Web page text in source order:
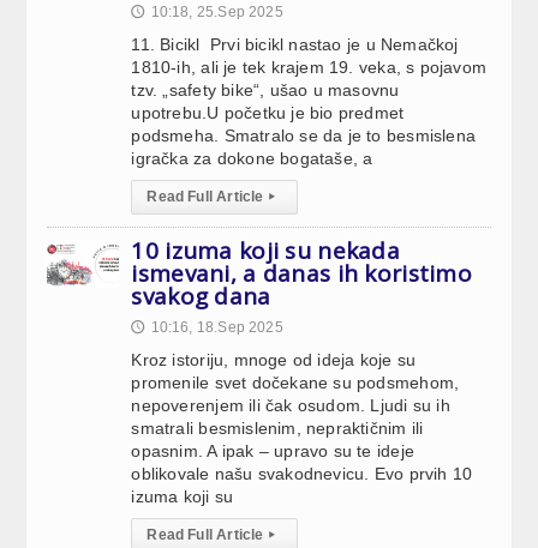
🕔 10:18, 25.Sep 2025
11. Bicikl Prvi bicikl nastao je u Nemačkoj
1810-ih, ali je tek krajem 19. veka, s pojavom
tzv. „safety bike“, ušao u masovnu
upotrebu.U početku je bio predmet
podsmeha. Smatralo se da je to besmislena
igračka za dokone bogataše, a
Read Full Article ▸
10 izuma koji su nekada
ismevani, a danas ih koristimo
svakog dana
🕔 10:16, 18.Sep 2025
Kroz istoriju, mnoge od ideja koje su
promenile svet dočekane su podsmehom,
nepoverenjem ili čak osudom. Ljudi su ih
smatrali besmislenim, nepraktičnim ili
opasnim. A ipak – upravo su te ideje
oblikovale našu svakodnevicu. Evo prvih 10
izuma koji su
Read Full Article ▸